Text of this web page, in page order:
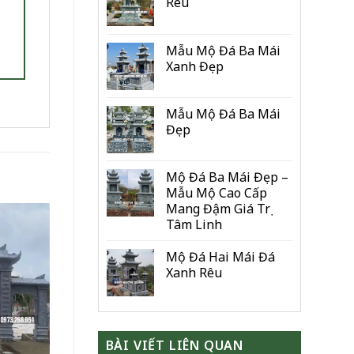
Mẫu Mộ Đá Ba Mái
Xanh Đẹp
Mẫu Mộ Đá Ba Mái
Đẹp
Mộ Đá Ba Mái Đẹp –
Mẫu Mộ Cao Cấp
Mang Đậm Giá Trị
Tâm Linh
Mộ Đá Hai Mái Đá
Xanh Rêu
BÀI VIẾT LIÊN QUAN